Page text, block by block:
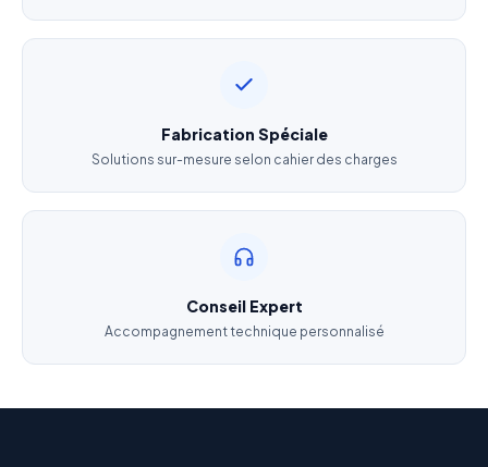
Fabrication Spéciale
Solutions sur-mesure selon cahier des charges
Conseil Expert
Accompagnement technique personnalisé
J'accepte que mes données soient utilisées pour traiter
Politique de confidentialité
Envoyer ma demande de devis
partagées